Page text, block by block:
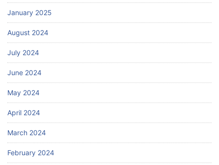
January 2025
August 2024
July 2024
June 2024
May 2024
April 2024
March 2024
February 2024